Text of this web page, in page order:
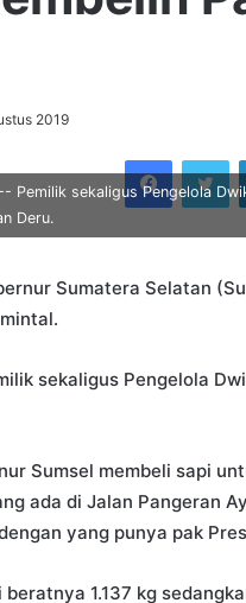
2019
Pemilik sekaligus Pengelola
Deru.
Sumatera Selatan
sekaligus Pengelola
Sumsel membeli sapi
ada di Jalan Pangeran
yang punya pak
1.137 kg